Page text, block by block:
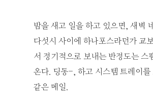
밤을 새고 일을 하고 있으면, 새벽
다섯시 사이에 하나포스라던가 교
서 정기적으로 보내는 반정도는 스
온다. 딩동-, 하고 시스템 트레이를
같은 메일.